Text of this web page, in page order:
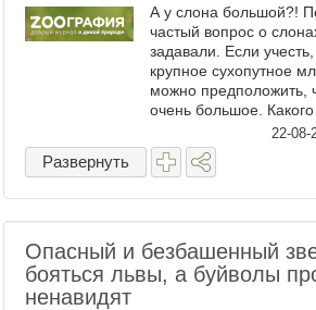
А у слона большой?!
частый вопрос о
задавали. Если
крупное сухопутное
можно предположить,
очень большое.
другие интересные
видео от Зоография ТВ
22-08-
Развернуть
Опасный и безбашенный
бояться львы, а буйволы
ненавидят